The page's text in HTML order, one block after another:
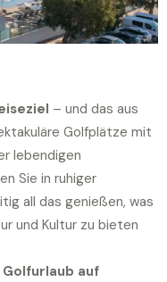
– und das aus
Golfplätze mit
lebendigen
Sie in ruhiger
all das genießen, was
und Kultur zu bieten
Golfurlaub auf